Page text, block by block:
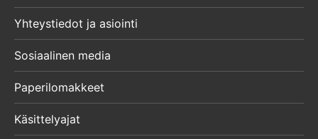
Yhteystiedot ja asiointi
Sosiaalinen media
Paperilomakkeet
Käsittelyajat